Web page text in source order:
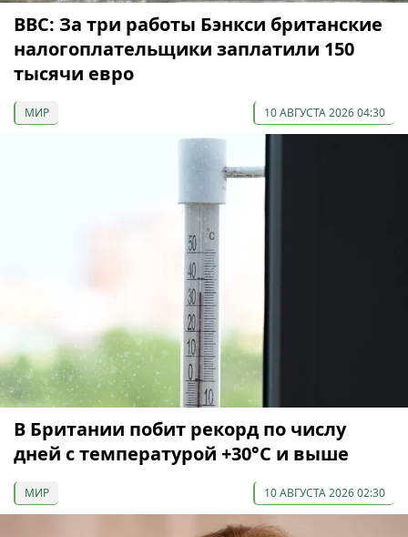
ВВС: За три работы Бэнкси британские
налогоплательщики заплатили 150
тысячи евро
МИР 10 АВГУСТА 2026 04:30
В Британии побит рекорд по числу
дней с температурой +30°C и выше
МИР 10 АВГУСТА 2026 02:30